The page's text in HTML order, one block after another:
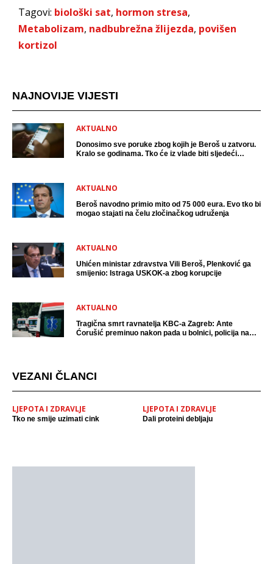
Tagovi: biološki sat, hormon stresa,
Metabolizam, nadbubrežna žlijezda, povišen
kortizol
NAJNOVIJE VIJESTI
AKTUALNO
Donosimo sve poruke zbog kojih je Beroš u zatvoru.
Kralo se godinama. Tko će iz vlade biti sljedeći
AKTUALNO
Beroš navodno primio mito od 75 000 eura. Evo tko bi
mogao stajati na čelu zločinačkog udruženja
AKTUALNO
Uhićen ministar zdravstva Vili Beroš, Plenković ga
smijenio: Istraga USKOK-a zbog korupcije
AKTUALNO
Tragična smrt ravnatelja KBC-a Zagreb: Ante
Ćorušić preminuo nakon pada u bolnici, policija na
VEZANI ČLANCI
LJEPOTA I ZDRAVLJE
Tko ne smije uzimati cink
LJEPOTA I ZDRAVLJE
Dali proteini debljaju